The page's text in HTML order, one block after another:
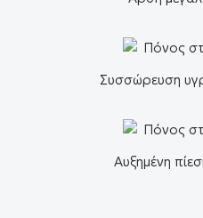
Συσσώρευση
Αυξημένη